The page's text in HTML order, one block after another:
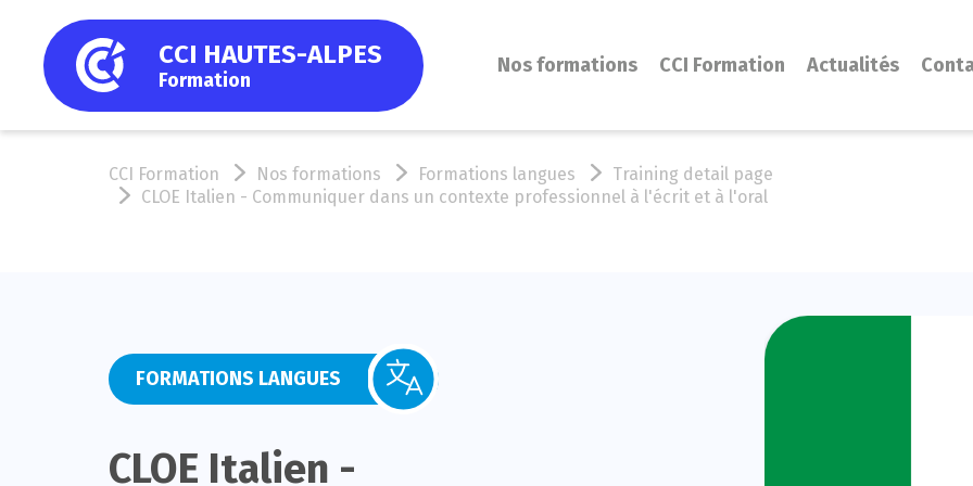
CCI HAUTES-ALPES
Formation
Nos formations CCI Formation Actualités
CCI Formation Nos formations Formations langues
Training detail page
CLOE Italien - Communiquer dans un contexte professionnel à l'écrit et à l'oral
FORMATIONS LANGUES
CLOE Italien -